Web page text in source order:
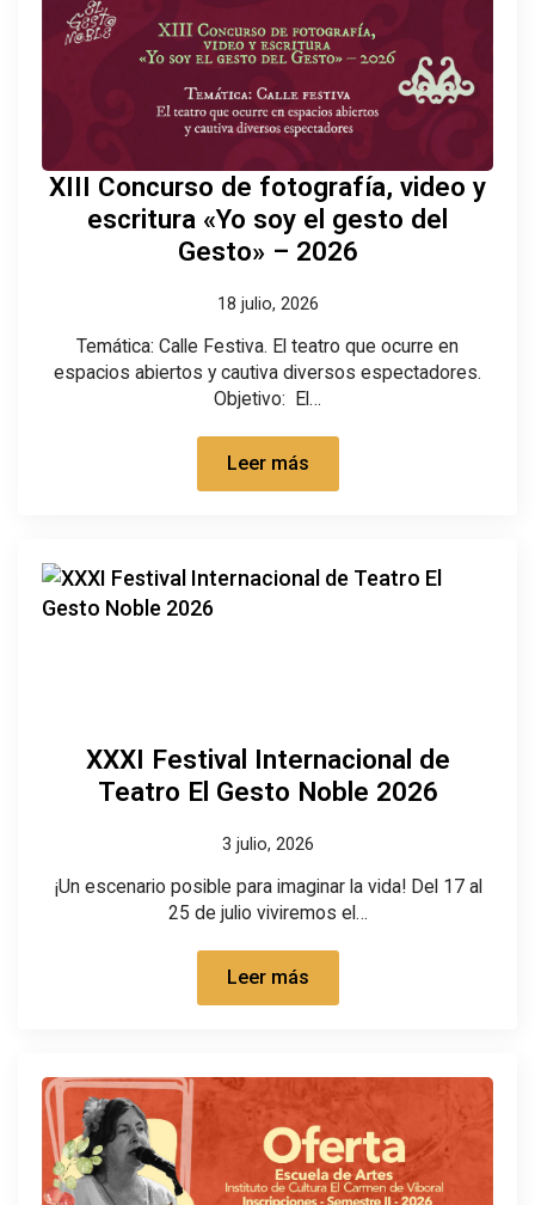
XIII Concurso de fotografía, video y
escritura «Yo soy el gesto del
Gesto» – 2026
18 julio, 2026
Temática: Calle Festiva. El teatro que ocurre en
espacios abiertos y cautiva diversos espectadores.
Objetivo: El…
Leer más
XXXI Festival Internacional de
Teatro El Gesto Noble 2026
3 julio, 2026
¡Un escenario posible para imaginar la vida! Del 17 al
25 de julio viviremos el…
Leer más